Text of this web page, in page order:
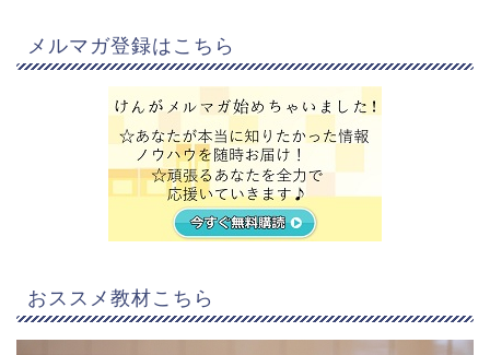
メルマガ登録はこちら
おススメ教材こちら